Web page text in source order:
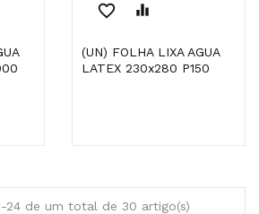
favorite_border equalizer
(UN) FOLHA LIXA AGUA
LATEX 230x280 P150
24 de um total de 30 artigo(s)